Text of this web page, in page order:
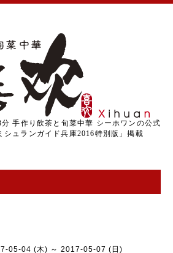
手作り飲茶と旬菜中華 シーホワンの公式
シュランガイド兵庫2016特別版」掲載
05-04 (木) ～ 2017-05-07 (日)